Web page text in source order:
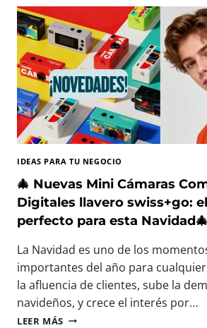
U
R
A
R
,
I
M
P
R
I
I
Y
D
I
F
R
U
T
A
R
H
O
T
O
E
S
T
A
R
Á
R
E
E
N
E
E
N
P
H
O
IDEAS PARA TU NEGOCIO
🎄 Nuevas Mini Cámaras
Digitales llavero swiss+go:
perfecto para esta Navidad🎄
La Navidad es uno de los
importantes del año para
la afluencia de clientes, sube la
navideños, y crece el interés por…
LEER MÁS 🎄